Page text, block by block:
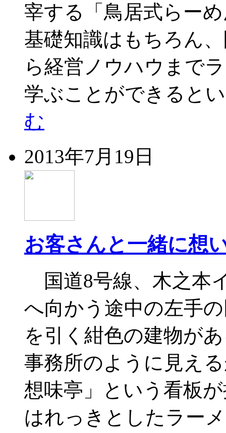
宰する「鳥居式らー
基礎知識はもちろん
ら経営ノウハウまで
学ぶことができると
む
2013年7月19日
お客さんと一緒に想
国道8号線、木之本
へ向かう途中の左手
を引く紺色の建物が
事務所のように見え
想味亭」という看板
はれっきとしたラー